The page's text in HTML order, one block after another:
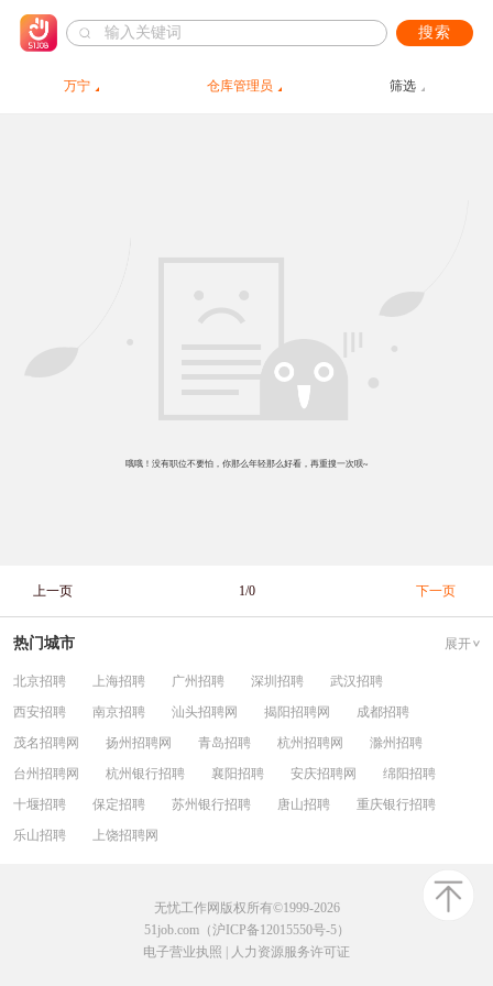
搜索
万宁 仓库管理员 筛选
哦哦！没有职位不要怕，你那么年轻那么好看，再重搜一次呗~
上一页 1/0 下一页
热门城市 展开
北京招聘 上海招聘 广州招聘 深圳招聘
武汉招聘
西安招聘
南京招聘 汕头招聘网 揭阳招聘网
成都招聘
茂名招聘网
扬州招聘网 青岛招聘 杭州招聘网
滁州招聘
台州招聘网
杭州银行招聘 襄阳招聘 安庆招聘网
绵阳招聘
十堰招聘
保定招聘 苏州银行招聘 唐山招聘
重庆银行招聘
乐山招聘
上饶招聘网
无忧工作网版权所有©1999-2026
51job.com（沪ICP备12015550号-5）
电子营业执照
人力资源服务许可证